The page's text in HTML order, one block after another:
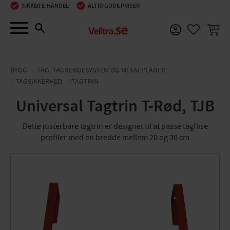
Menu
SIKKER E-HANDEL ALTID GODE PRISER
BYGG
TAG, TAGRENDESYSTEM OG METALPLADER
TAGSIKKERHED
TAGTRIN
Universal Tagtrin T-Rød, TJB
Dette justerbare tagtrin er designet til at passe tagflise
profiler med en bredde mellem 20 og 30 cm